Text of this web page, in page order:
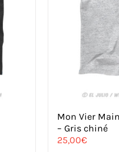
Mon Vier
– Gris chiné
25,00€